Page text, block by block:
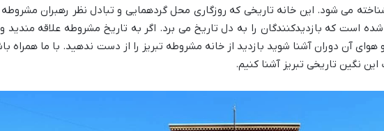
می شود. این خانه تاریخی که روزگاری محل گردهمایی و تبادل نظر رهبران مشروطه
است که بازدیدکنندگان را به دل تاریخ می برد. اگر به تاریخ مشروطه علاقه مندید
هوای آن دوران آشنا شوید بازدید از خانه مشروطه تبریز را از دست ندهید. با ما همراه
این نگین تاریخی تبریز آشنا کنیم.